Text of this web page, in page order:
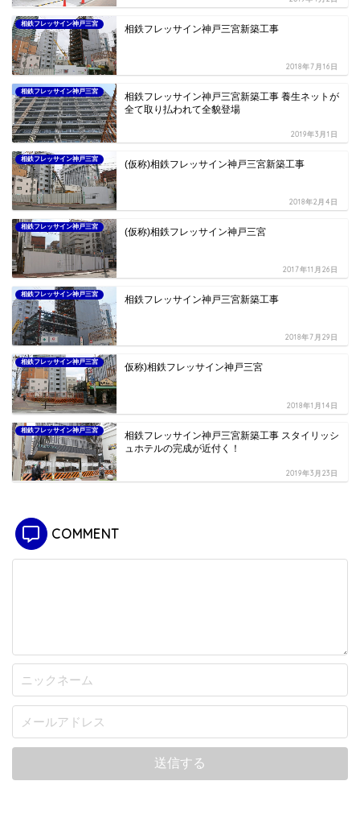
相鉄フレッサイン神戸三宮 相鉄フレッサイン神戸三宮新築工事
2018年7月16日
相鉄フレッサイン神戸三宮
相鉄フレッサイン神戸三宮新築工事 養生ネットが
全て取り払われて全貌登場
2019年3月1日
相鉄フレッサイン神戸三宮 (仮称)相鉄フレッサイン神戸三宮新築工事
2018年2月4日
相鉄フレッサイン神戸三宮 (仮称)相鉄フレッサイン神戸三宮
2017年11月26日
相鉄フレッサイン神戸三宮 相鉄フレッサイン神戸三宮新築工事
2018年7月29日
相鉄フレッサイン神戸三宮 仮称)相鉄フレッサイン神戸三宮
2018年1月14日
相鉄フレッサイン神戸三宮
相鉄フレッサイン神戸三宮新築工事 スタイリッシ
ュホテルの完成が近付く！
2019年3月23日
COMMENT